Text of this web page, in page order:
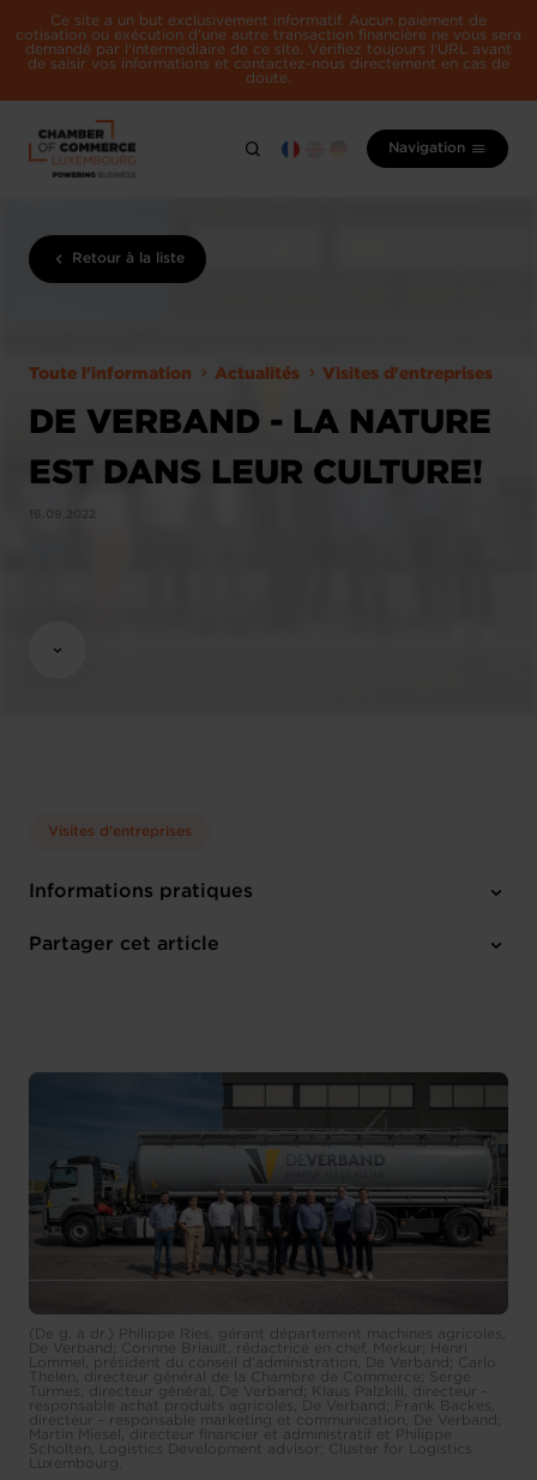
Ce site a un but exclusivement informatif. Aucun paiement de
cotisation ou exécution d'une autre transaction financière ne vous sera
demandé par l'intermédiaire de ce site. Vérifiez toujours l'URL avant
de saisir vos informations et contactez-nous directement en cas de
doute.
Navigation
Retour à la liste
Toute l'information Actualités Visites d'entreprises
DE VERBAND - LA NATURE
EST DANS LEUR CULTURE!
16.09.2022
Visites d'entreprises
Informations pratiques
Partager cet article
(De g. à dr.) Philippe Ries, gérant département machines agricoles,
De Verband; Corinne Briault, rédactrice en chef, Merkur; Henri
Lommel, président du conseil d’administration, De Verband; Carlo
Thelen, directeur général de la Chambre de Commerce; Serge
Turmes, directeur général, De Verband; Klaus Palzkill, directeur -
responsable achat produits agricoles, De Verband; Frank Backes,
directeur - responsable marketing et communication, De Verband;
Martin Miesel, directeur financier et administratif et Philippe
Scholten, Logistics Development advisor; Cluster for Logistics
Luxembourg.